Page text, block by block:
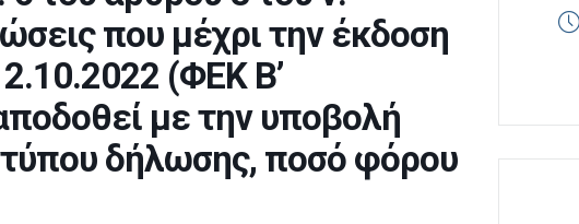
που μέχρι την έκδοση
(ΦΕΚ Β’
με την υποβολή
δήλωσης, ποσό φόρου